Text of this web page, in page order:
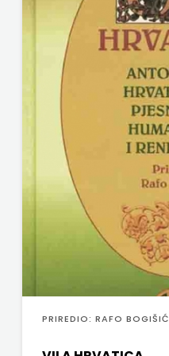
RADIOTELEVIZIJA
HERCEG-
BOSNE
ROCKMARK
Scriptura
PRIREDIO: RAFO BOGIŠIĆ